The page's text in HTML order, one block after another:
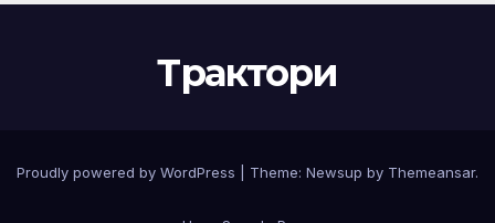
Трактори
Proudly powered by WordPress Theme: Newsup by Themeansar.